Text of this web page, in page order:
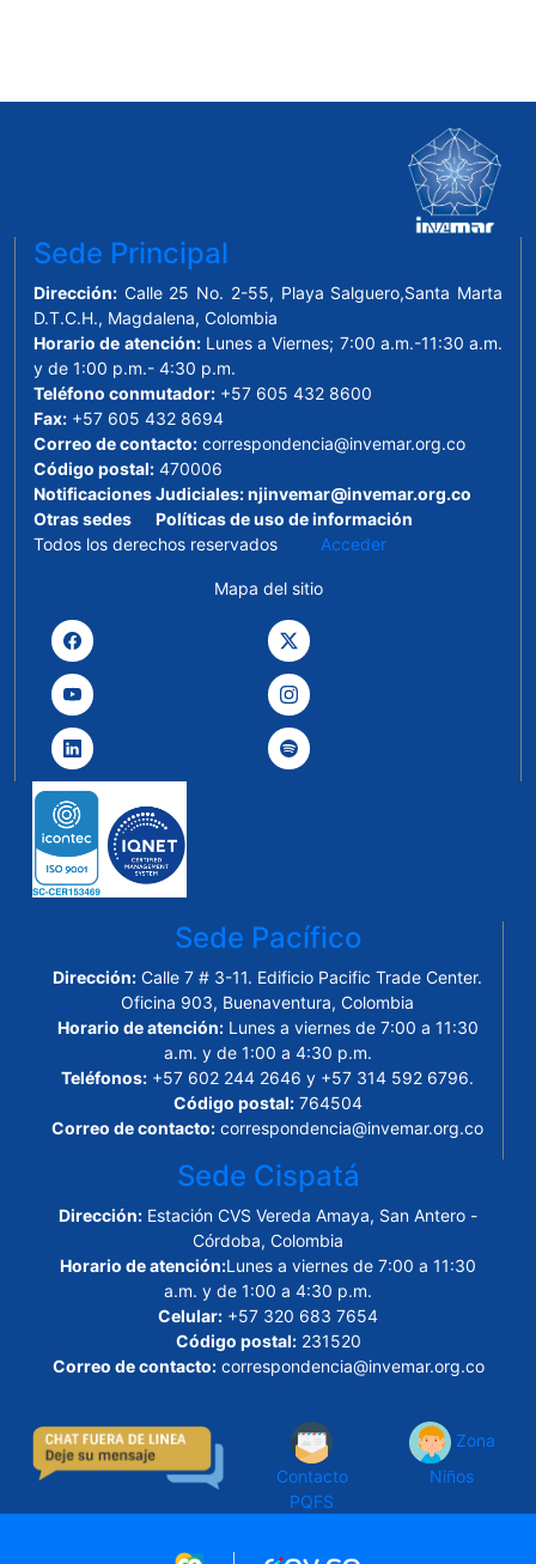
Sede Principal
Dirección: Calle 25 No. 2-55, Playa Salguero,Santa Marta
D.T.C.H., Magdalena, Colombia
Horario de atención:Lunes a Viernes; 7:00 a.m.-11:30 a.m.
y de 1:00 p.m.- 4:30 p.m.
Teléfono conmutador: +57 605 432 8600
Fax: +57 605 432 8694
Correo de contacto: correspondencia@invemar.org.co
Código postal: 470006
Notificaciones Judiciales:njinvemar@invemar.org.co
Otras sedes
Políticas de uso de información
Todos los derechos reservados Acceder
Mapa del sitio
Sede Pacífico
Dirección: Calle 7 # 3-11. Edificio Pacific Trade Center.
Oficina 903, Buenaventura, Colombia
Horario de atención:Lunes a viernes de 7:00 a 11:30
a.m. y de 1:00 a 4:30 p.m.
Teléfonos: +57 602 244 2646 y +57 314 592 6796.
Código postal:764504
Correo de contacto: correspondencia@invemar.org.co
Sede Cispatá
Dirección: Estación CVS Vereda Amaya, San Antero -
Córdoba, Colombia
Horario de atención:Lunes a viernes de 7:00 a 11:30
a.m. y de 1:00 a 4:30 p.m.
Celular: +57 320 683 7654
Código postal:231520
Correo de contacto:correspondencia@invemar.org.co
Contacto
PQFS
Zona
Niños